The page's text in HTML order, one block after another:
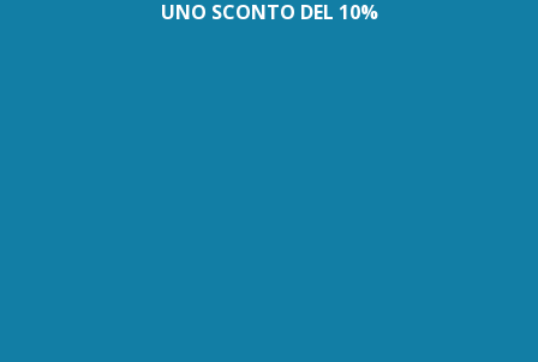
UNO SCONTO DEL 10%